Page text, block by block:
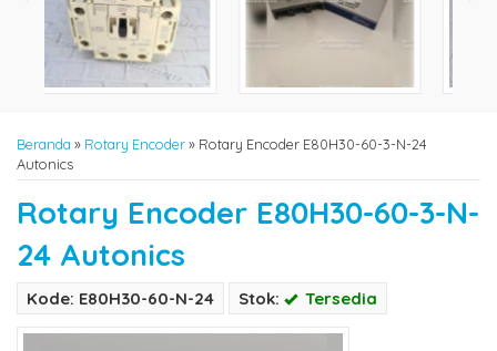
Beranda » Rotary Encoder» Rotary Encoder E80H30-60-3-N-24
Autonics
Rotary Encoder E80H30-60-3-N-
24 Autonics
Kode: E80H30-60-N-24 Stok: Tersedia